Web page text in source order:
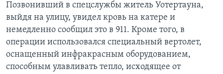
Позвонивший в спецслужбы житель Уотертауна,
выйдя на улицу, увидел кровь на катере и
немедленно сообщил это в 911. Кроме того, в
операции использовался специальный вертолет,
оснащенный инфракрасным оборудованием,
способным улавливать тепло, исходящее от